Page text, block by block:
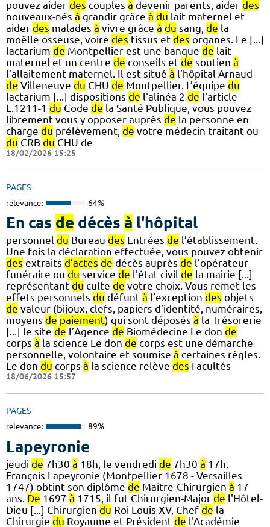
pouvez aider des couples à devenir parents, aider des
nouveaux-nés à grandir grâce à du lait maternel et
aider des malades à vivre grâce à du sang, de la
moëlle osseuse, voire des tissus et des organes. Le [...]
lactarium de Montpellier est une banque de lait
maternel et un centre de conseils et de soutien à
l’allaitement maternel. Il est situé à l’hôpital Arnaud
de Villeneuve du CHU de Montpellier. L’équipe du
lactarium [...] dispositions de l'alinéa 2 de l'article
L.1211-1 du Code de la Santé Publique, vous pouvez
librement vous y opposer auprès de la personne en
charge du prélèvement, de votre médecin traitant ou
du CRB du CHU de
18/02/2026 15:25
PAGES
relevance: 64%
En cas de décès à l'hôpital
personnel du Bureau des Entrées de l’établissement.
Une fois la déclaration effectuée, vous pouvez obtenir
des extraits d’actes de décès auprès de l’opérateur
funéraire ou du service de l’état civil de la mairie [...]
représentant du culte de votre choix. Vous remet les
effets personnels du défunt à l’exception des objets
de valeur (bijoux, clefs, papiers d’identité, numéraires,
moyens de paiement) qui sont déposés à la Trésorerie
[...] le site de l’Agence de Biomédecine Le don de
corps à la science Le don de corps est une démarche
personnelle, volontaire et soumise à certaines règles.
Le don du corps à la science relève des Facultés
18/06/2026 15:57
PAGES
relevance: 89%
Lapeyronie
jeudi de 7h30 à 18h, le vendredi de 7h30 à 17h.
François Lapeyronie (Montpellier 1678 - Versailles
1747) obtint son diplôme de Maître-Chirurgien à 17
ans. De 1697 à 1715, il fut Chirurgien-Major de l'Hôtel-
Dieu [...] Chirurgien du Roi Louis XV, Chef de la
Chirurgie du Royaume et Président de l'Académie